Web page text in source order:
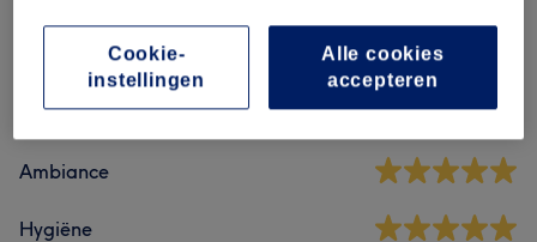
5,0 112 reviews
Ambiance
Hygiëne
Alle cookies
accepteren
Cookie-
instellingen